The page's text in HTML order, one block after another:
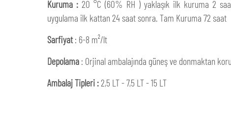
Kuruma :20 °C (60% RH ) yaklaşık ilk kuruma 2
uygulama ilk kattan 24 saat sonra. Tam Kuruma 72 saat
Sarfiyat: 6-8 m²/lt
Depolama : Orjinal ambalajında güneş ve donmaktan
Ambalaj Tipleri :2,5 LT - 7,5 LT - 15 LT